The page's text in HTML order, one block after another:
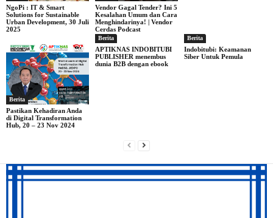
NgoPi : IT & Smart
Solutions for Sustainable
Urban Development, 30 Juli
2025
Vendor Gagal Tender? Ini 5
Kesalahan Umum dan Cara
Menghindarinya! | Vendor
Cerdas Podcast
Berita
Pastikan Kehadiran Anda
di Digital Transformation
Hub, 20 – 23 Nov 2024
Berita
APTIKNAS INDOBITUBI
PUBLISHER menembus
dunia B2B dengan ebook
Berita
Indobitubi: Keamanan
Siber Untuk Pemula